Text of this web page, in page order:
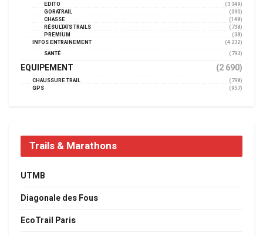
EDITO
(3 349)
GORATRAIL
(390)
CHASSE
(148)
RÉSULTATS TRAILS
(738)
PREMIUM
(38)
INFOS ENTRAINEMENT
(4 232)
SANTÉ
(793)
EQUIPEMENT (2 690)
CHAUSSURE TRAIL
(798)
GPS
(957)
Trails & Marathons
UTMB
Diagonale des Fous
EcoTrail Paris